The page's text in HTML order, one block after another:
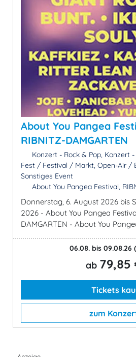
About You Pangea
RIBNITZ-DAMGARTEN
Konzert - Rock & Pop, Konzert -
Fest / Festival / Markt, Open-Air /
Sonstiges Event
About You Pangea Festival,
Donnerstag, 6. August 2026 bis
2026 - About You Pangea
DAMGARTEN - About You
06.08. bis 09.08.26
ab 79,85
Tickets
zum